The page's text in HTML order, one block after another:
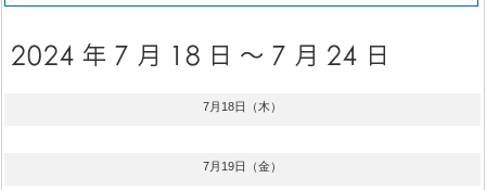
7月18日（木）
7月19日（金）